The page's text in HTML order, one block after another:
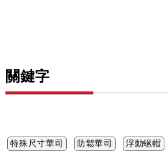
關鍵字
特殊尺寸華司 防鬆華司 浮動螺帽